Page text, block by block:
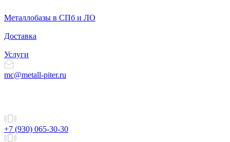
Металлобазы в СПб и ЛО
Доставка
Услуги
mc@metall-piter.ru
+7 (930) 065-30-30